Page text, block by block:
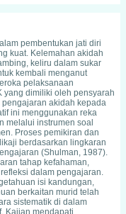
pembentukan jati diri
kuat. Kelemahan akidah
keliru dalam sukar
kembali menganut
pelaksanaan
dimiliki oleh pensyarah
pengajaran akidah kepada
ini menggunakan reka
melalui instrumen soal
Proses pemikiran dan
berdasarkan lingkaran
(Shulman, 1987).
tahap kefahaman,
dalam pengajaran.
isi kandungan,
berkaitan murid telah
sistematik di dalam
Kajian mendapati